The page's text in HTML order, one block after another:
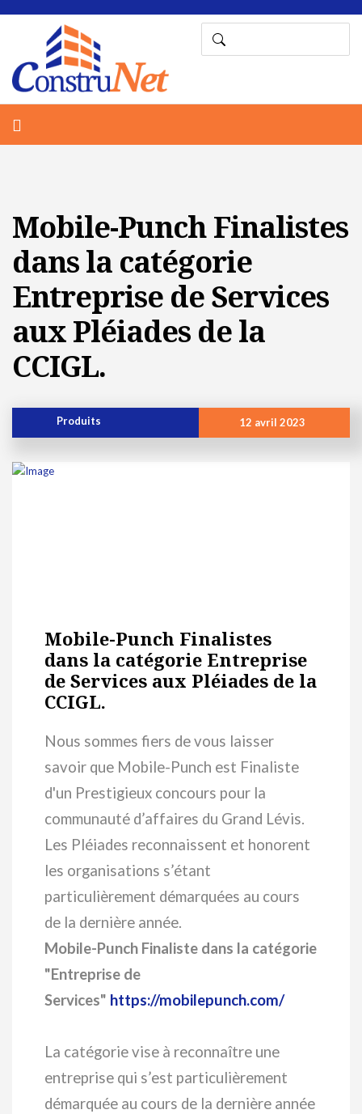
Mobile-Punch Finalistes
dans la catégorie
Entreprise de Services
aux Pléiades de la
CCIGL.
Produits 12 avril 2023
Mobile-Punch Finalistes
dans la catégorie Entreprise
de Services aux Pléiades de la
CCIGL.
Nous sommes fiers de vous laisser
savoir que Mobile-Punch est Finaliste
d'un Prestigieux concours pour la
communauté d’affaires du Grand Lévis.
Les Pléiades reconnaissent et honorent
les organisations s’étant
particulièrement démarquées au cours
de la dernière année.
Mobile-Punch Finaliste dans la catégorie
"Entreprise de
Services" https://mobilepunch.com/
La catégorie vise à reconnaître une
entreprise qui s’est particulièrement
démarquée au cours de la dernière année